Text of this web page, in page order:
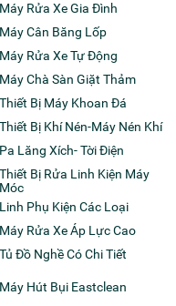
Máy Rửa Xe Gia Đình
Máy Cân Băng Lốp
Máy Rửa Xe Tự Động
Máy Chà Sàn Giặt Thảm
Thiết Bị Máy Khoan Đá
Thiết Bị Khí Nén-Máy Nén Khí
Pa Lăng Xích- Tời Điện
Thiết Bị Rửa Linh Kiện Máy
Móc
Linh Phụ Kiện Các Loại
Máy Rửa Xe Áp Lực Cao
Tủ Đồ Nghề Có Chi Tiết
Máy Hút Bụi Eastclean